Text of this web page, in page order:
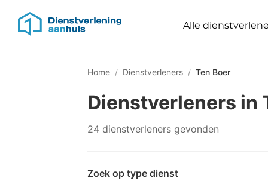
Alle
Home / Dienstverleners / Ten Boer
Dienstverleners in
24 dienstverleners gevonden
Zoek op type dienst